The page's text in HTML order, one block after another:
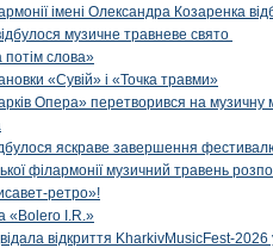
імені Олександра Козаренка
музичне травневе свято
потім слова»
«Сувій» і «Точка травми»
Опера» перетворився на музичну
яскраве завершення
філармонії музичний травень
ретро»!
«Bolero I.R.»
відкриття KharkivMusicFest-2026